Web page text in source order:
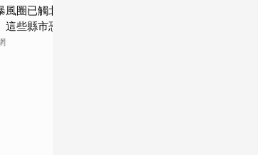
風圈已觸北部海面！中部以北嚴
些縣市恐吹9級強風